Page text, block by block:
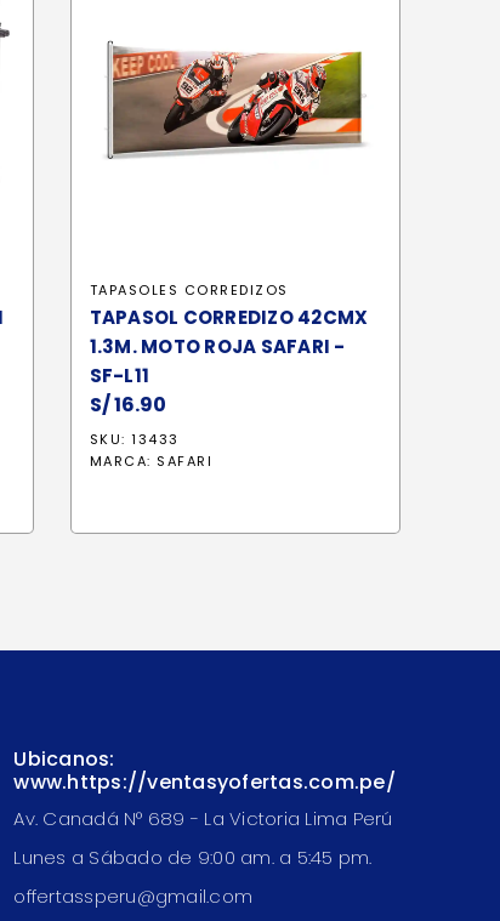
TAPASOLES CORREDIZOS
TAPASOL CORREDIZO 42CMX
1.3M. MOTO ROJA SAFARI -
SF-L11
S/16.90
SKU: 13433
MARCA: SAFARI
Ubicanos:
www.https://ventasyofertas.com.pe/
Av. Canadá N° 689 - La Victoria Lima Perú
Lunes a Sábado de 9:00 am. a 5:45 pm.
offertassperu@gmail.com